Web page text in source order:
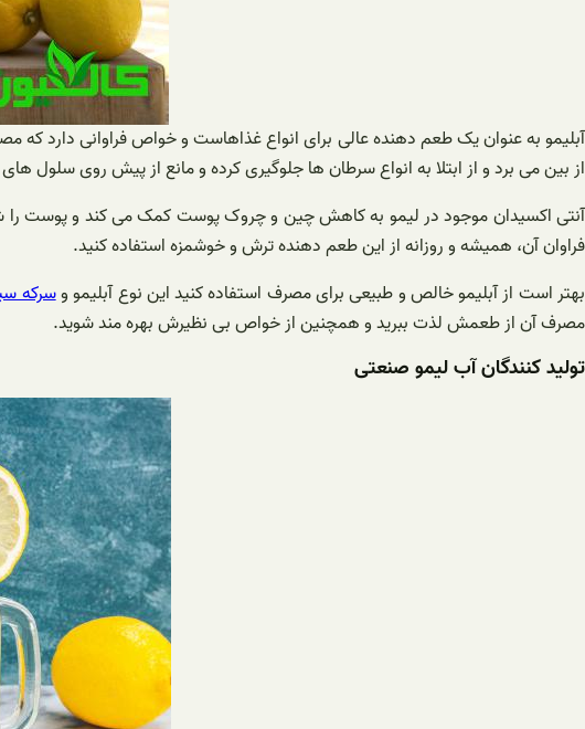
آبلیمو به عنوان یک طعم دهنده عالی برای انواع غذاهاست و خواص فراوانی دارد که
از بین می برد و از ابتلا به انواع سرطان ها جلوگیری کرده و مانع از پیش روی سلول
آنتی اکسیدان موجود در لیمو به کاهش چین و چروک پوست کمک می کند و پوست را
فراوان آن، همیشه و روزانه از این طعم دهنده ترش و خوشمزه استفاده کنید.
بهتر است از آبلیمو خالص و طبیعی برای مصرف استفاده کنید این نوع آبلیمو وسرکه
مصرف آن از طعمش لذت ببرید و همچنین از خواص بی نظیرش بهره مند شوید.
تولید کنندگان آب لیمو صنعتی